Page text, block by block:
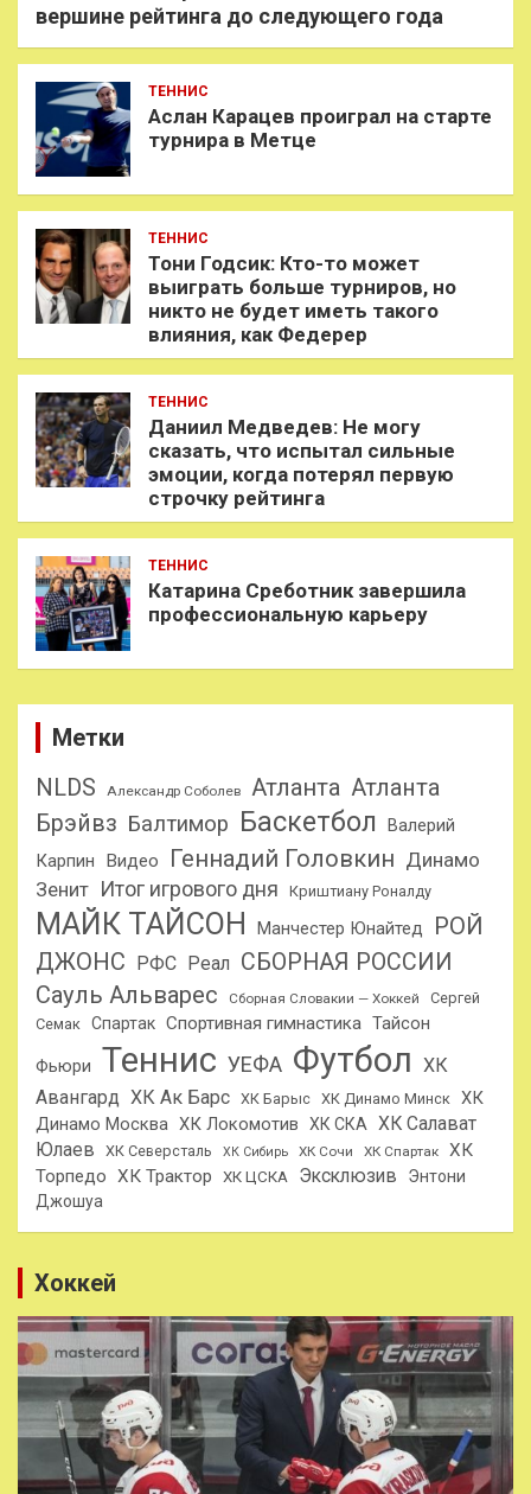
вершине рейтинга до следующего года
ТЕННИС
Аслан Карацев проиграл на старте
турнира в Метце
ТЕННИС
Тони Годсик: Кто-то может
выиграть больше турниров, но
никто не будет иметь такого
влияния, как Федерер
ТЕННИС
Даниил Медведев: Не могу
сказать, что испытал сильные
эмоции, когда потерял первую
строчку рейтинга
ТЕННИС
Катарина Среботник завершила
профессиональную карьеру
Метки
NLDS
Александр Соболев Атланта Атланта
Брэйвз Балтимор Баскетбол
Валерий
Карпин
Видео Геннадий Головкин Динамо
Зенит Итог игрового дня Криштиану Роналду
МАЙК ТАЙСОН Манчестер Юнайтед
РОЙ
ДЖОНС РФС Реал СБОРНАЯ РОССИИ
Сауль Альварес Сборная Словакии — Хоккей
Сергей
Семак Спартак Спортивная гимнастика Тайсон
Фьюри Теннис УЕФА Футбол ХК
Авангард ХК Ак Барс ХК Барыс ХК Динамо Минск ХК
Динамо Москва ХК Локомотив ХК СКА
ХК Салават
Юлаев
ХК Северсталь ХК Сибирь ХК Сочи ХК Спартак
ХК
Торпедо ХК Трактор ХК ЦСКА Эксклюзив
Энтони
Джошуа
Хоккей